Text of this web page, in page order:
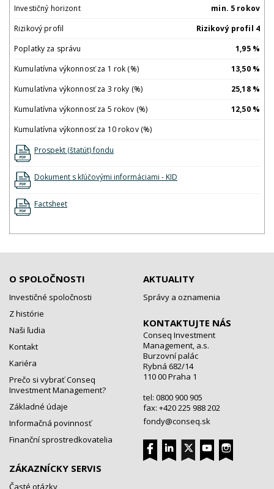
Investičný horizont
min. 5 rokov
Rizikový profil
Rizikový profil 4
Poplatky za správu
1,95 %
Kumulatívna výkonnosť za 1 rok (%)
13,50 %
Kumulatívna výkonnosť za 3 roky (%)
25,18 %
Kumulatívna výkonnosť za 5 rokov (%)
12,50 %
Kumulatívna výkonnosť za 10 rokov (%)
Prospekt (štatút) fondu
Dokument s kľúčovými informáciami - KID
Factsheet
O SPOLOČNOSTI
Investičné spoločnosti
Z histórie
Naši ľudia
Kontakt
Kariéra
Prečo si vybrať Conseq
Investment Management?
Základné údaje
Informačná povinnosť
Finanční sprostredkovatelia
ZÁKAZNÍCKY SERVIS
Časté otázky
AKTUALITY
Správy a oznamenia
KONTAKTUJTE NÁS
Conseq Investment
Management, a.s.
Burzovní palác
Rybná 682/14
110 00 Praha 1
tel: 0800 900 905
fax: +420 225 988 202
fondy@conseq.sk